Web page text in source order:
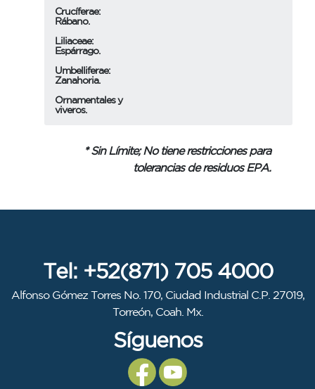
Crucíferae:
Rábano.
Liliaceae:
Espárrago.
Umbelliferae:
Zanahoria.
Ornamentales y
viveros.
* Sin Límite; No tiene restricciones para
tolerancias de residuos EPA.
Tel: +52(871) 705 4000
Alfonso Gómez Torres No. 170, Ciudad Industrial C.P. 27019,
Torreón, Coah. Mx.
Síguenos